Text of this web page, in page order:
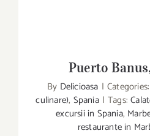
Puerto Banus,
Puerto
By Delicioasa |
culinare), Spania | Tags:
excursii in Spania,
restaurante in